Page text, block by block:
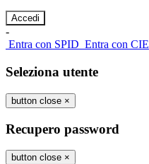
-
Entra con SPID Entra con CIE
Seleziona utente
button close ×
Recupero password
button close ×